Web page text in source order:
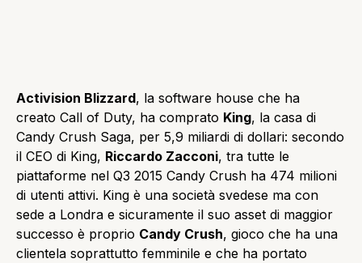
Activision Blizzard, la software house che ha
creato Call of Duty, ha comprato King, la casa di
Candy Crush Saga, per 5,9 miliardi di dollari: secondo
il CEO di King, Riccardo Zacconi, tra tutte le
piattaforme nel Q3 2015 Candy Crush ha 474 milioni
di utenti attivi. King è una società svedese ma con
sede a Londra e sicuramente il suo asset di maggior
successo è proprio Candy Crush, gioco che ha una
clientela soprattutto femminile e che ha portato